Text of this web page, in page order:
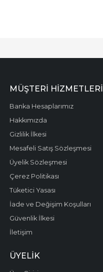
MÜŞTERI HIZMETLERI
Banka Hesaplarımız
Hakkımızda
Gizlilik İlkesi
Mesafeli Satış Sözleşmesi
Üyelik Sözleşmesi
Çerez Politikası
Tüketici Yasası
İade ve Değişim Koşulları
Güvenlik İlkesi
İletişim
ÜYELIK